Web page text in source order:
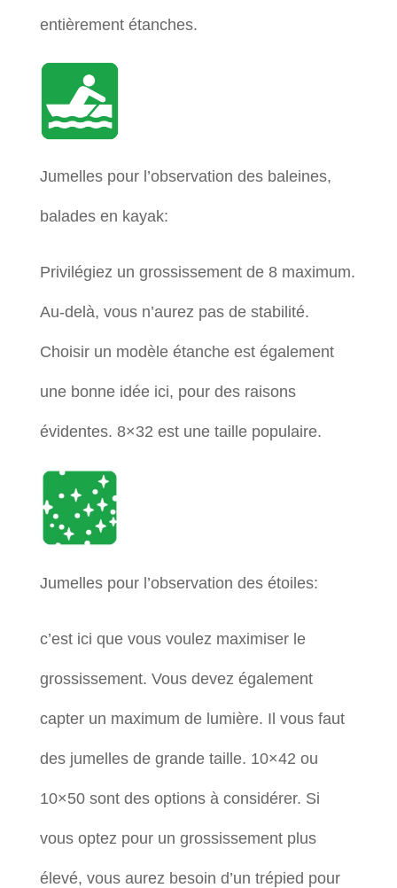
entièrement étanches.
Jumelles pour l’observation des baleines,
balades en kayak:
Privilégiez un grossissement de 8 maximum.
Au-delà, vous n’aurez pas de stabilité.
Choisir un modèle étanche est également
une bonne idée ici, pour des raisons
évidentes. 8×32 est une taille populaire.
Jumelles pour l’observation des étoiles:
c’est ici que vous voulez maximiser le
grossissement. Vous devez également
capter un maximum de lumière. Il vous faut
des jumelles de grande taille. 10×42 ou
10×50 sont des options à considérer. Si
vous optez pour un grossissement plus
élevé, vous aurez besoin d’un trépied pour